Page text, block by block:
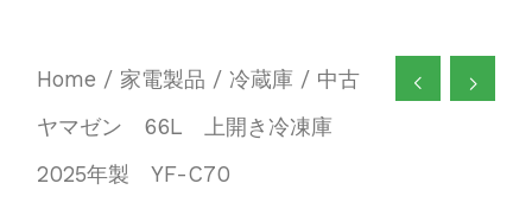
Home / 家電製品 / 冷蔵庫 / 中古
ヤマゼン 66L 上開き冷凍庫
2025年製 YF-C70